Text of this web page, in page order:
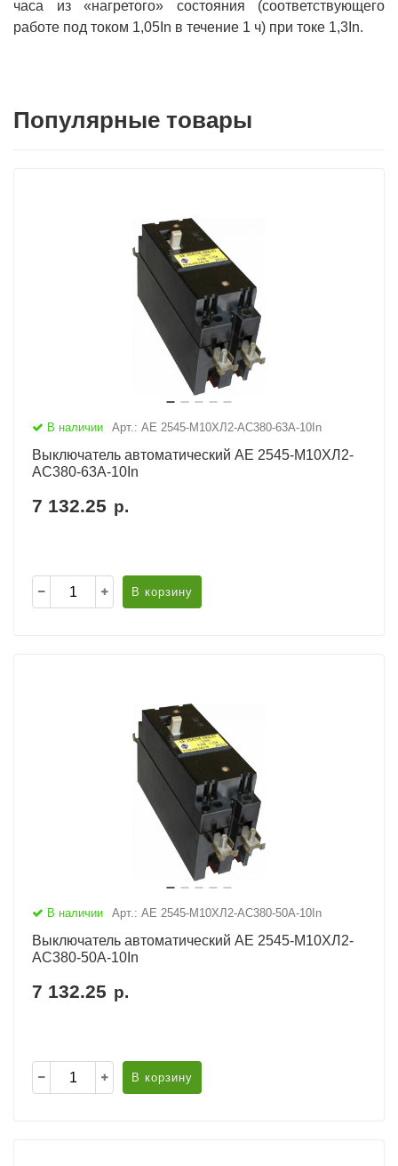
часа из «нагретого» состояния (соответствующего
работе под током 1,05In в течение 1 ч) при токе 1,3In.
Популярные товары
В наличии Арт.: АЕ 2545-М10ХЛ2-AC380-63А-10In
Выключатель автоматический АЕ 2545-М10ХЛ2-
AC380-63А-10In
7 132.25 р.
В корзину
В наличии Арт.: АЕ 2545-М10ХЛ2-AC380-50А-10In
Выключатель автоматический АЕ 2545-М10ХЛ2-
AC380-50А-10In
7 132.25 р.
В корзину